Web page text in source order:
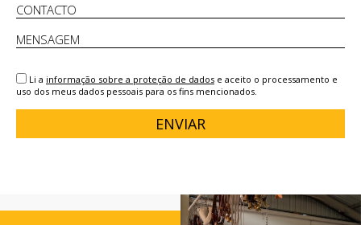
Li a informação sobre a proteção de dados e aceito o processamento e
uso dos meus dados pessoais para os fins mencionados.
ENVIAR